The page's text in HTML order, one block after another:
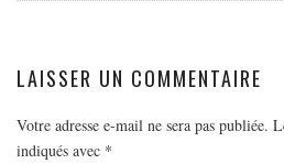
OCÉANIE
LAISSER UN COMMENTAIRE
Votre adresse e-mail ne sera pas publiée.
indiqués avec *